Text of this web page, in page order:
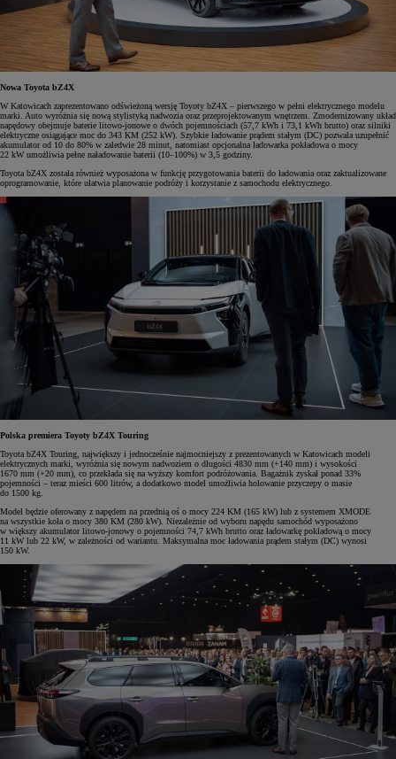
Nowa Toyota bZ4X
W Katowicach zaprezentowano odświeżoną wersję Toyoty bZ4X – pierwszego w pełni elektrycznego modelu
marki. Auto wyróżnia się nową stylistyką nadwozia oraz przeprojektowanym wnętrzem. Zmodernizowany układ
napędowy obejmuje baterie litowo-jonowe o dwóch pojemnościach (57,7 kWh i 73,1 kWh brutto) oraz silniki
elektryczne osiągające moc do 343 KM (252 kW). Szybkie ładowanie prądem stałym (DC) pozwala uzupełnić
akumulator od 10 do 80% w zaledwie 28 minut, natomiast opcjonalna ładowarka pokładowa o mocy
22 kW umożliwia pełne naładowanie baterii (10–100%) w 3,5 godziny.
Toyota bZ4X została również wyposażona w funkcję przygotowania baterii do ładowania oraz zaktualizowane
oprogramowanie, które ułatwia planowanie podróży i korzystanie z samochodu elektrycznego.
Polska premiera Toyoty bZ4X Touring
Toyota bZ4X Touring, największy i jednocześnie najmocniejszy z prezentowanych w Katowicach modeli
elektrycznych marki, wyróżnia się nowym nadwoziem o długości 4830 mm (+140 mm) i wysokości
1670 mm (+20 mm), co przekłada się na wyższy komfort podróżowania. Bagażnik zyskał ponad 33%
pojemności – teraz mieści 600 litrów, a dodatkowo model umożliwia holowanie przyczepy o masie
do 1500 kg.
Model będzie oferowany z napędem na przednią oś o mocy 224 KM (165 kW) lub z systemem XMODE
na wszystkie koła o mocy 380 KM (280 kW). Niezależnie od wyboru napędu samochód wyposażono
w większy akumulator litowo-jonowy o pojemności 74,7 kWh brutto oraz ładowarkę pokładową o mocy
11 kW lub 22 kW, w zależności od wariantu. Maksymalna moc ładowania prądem stałym (DC) wynosi
150 kW.